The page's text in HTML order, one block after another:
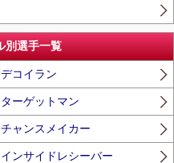
別選手一覧
デコイラン
ターゲットマン
チャンスメイカー
インサイドレシーバー